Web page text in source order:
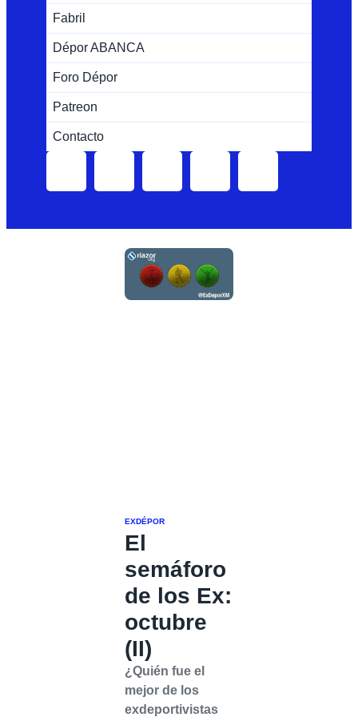
Fabril
Dépor ABANCA
Foro Dépor
Patreon
Contacto
EXDÉPOR
El
semáforo
de los Ex:
octubre
(II)
¿Quién fue el
mejor de los
exdeportivistas